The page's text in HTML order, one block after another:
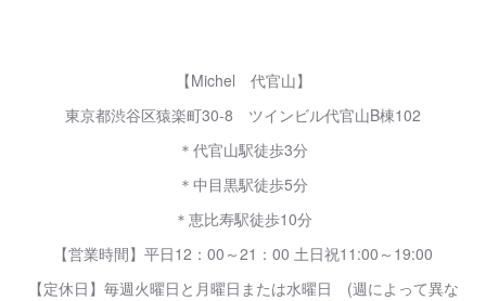
【Michel 代官山】
東京都渋谷区猿楽町30-8 ツインビル代官山B棟102
＊代官山駅徒歩3分
＊中目黒駅徒歩5分
＊恵比寿駅徒歩10分
【営業時間】平日12：00～21：00 土日祝11:00～19:00
【定休日】毎週火曜日と月曜日または水曜日 (週によって異な